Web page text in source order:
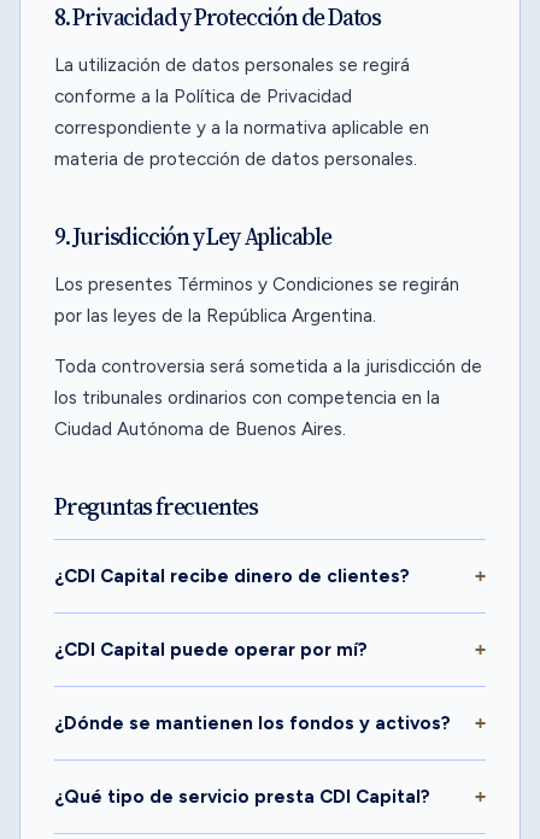
8. Privacidad y Protección de Datos
La utilización de datos personales se regirá
conforme a la Política de Privacidad
correspondiente y a la normativa aplicable en
materia de protección de datos personales.
9. Jurisdicción y Ley Aplicable
Los presentes Términos y Condiciones se regirán
por las leyes de la República Argentina.
Toda controversia será sometida a la jurisdicción de
los tribunales ordinarios con competencia en la
Ciudad Autónoma de Buenos Aires.
Preguntas frecuentes
¿CDI Capital recibe dinero de clientes?
¿CDI Capital puede operar por mí?
¿Dónde se mantienen los fondos y activos?
¿Qué tipo de servicio presta CDI Capital?